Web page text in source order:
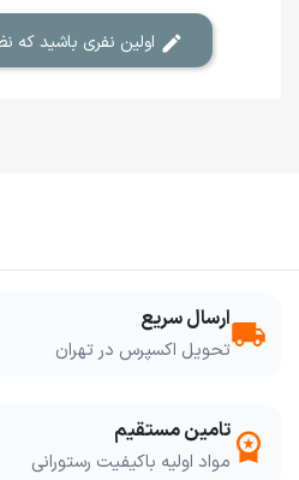
local_shippingارسال سریع
تحویل اکسپرس در تهران
workspace_premium تامین مستقیم
مواد اولیه باکیفیت رستورانی